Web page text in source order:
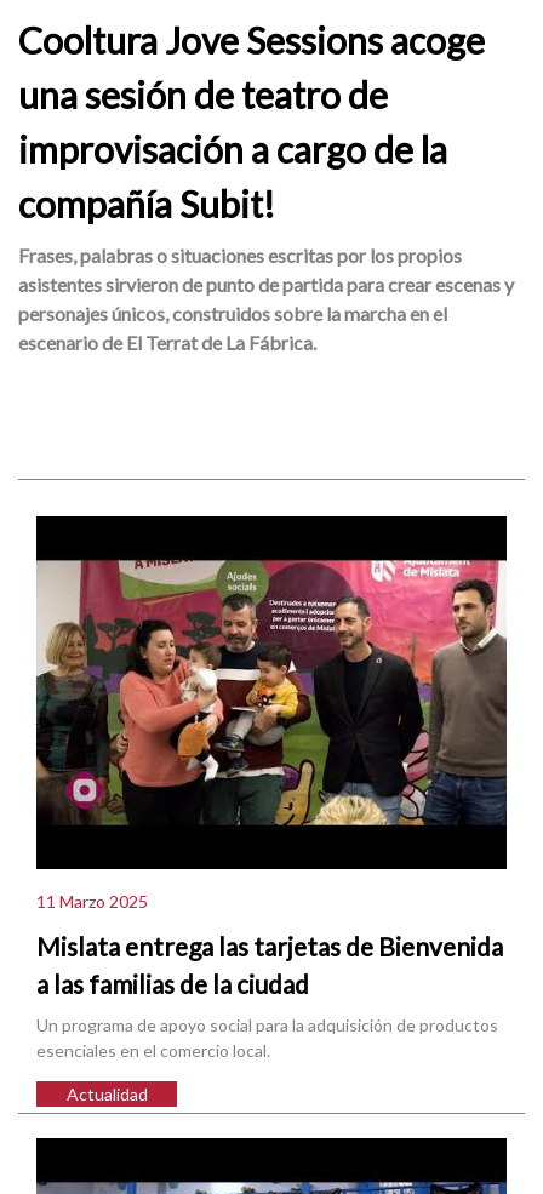
Cooltura Jove Sessions acoge
una sesión de teatro de
improvisación a cargo de la
compañía Subit!
Frases, palabras o situaciones escritas por los propios
asistentes sirvieron de punto de partida para crear escenas y
personajes únicos, construidos sobre la marcha en el
escenario de El Terrat de La Fábrica.
11 Marzo 2025
Mislata entrega las tarjetas de Bienvenida
a las familias de la ciudad
Un programa de apoyo social para la adquisición de productos
esenciales en el comercio local.
Actualidad